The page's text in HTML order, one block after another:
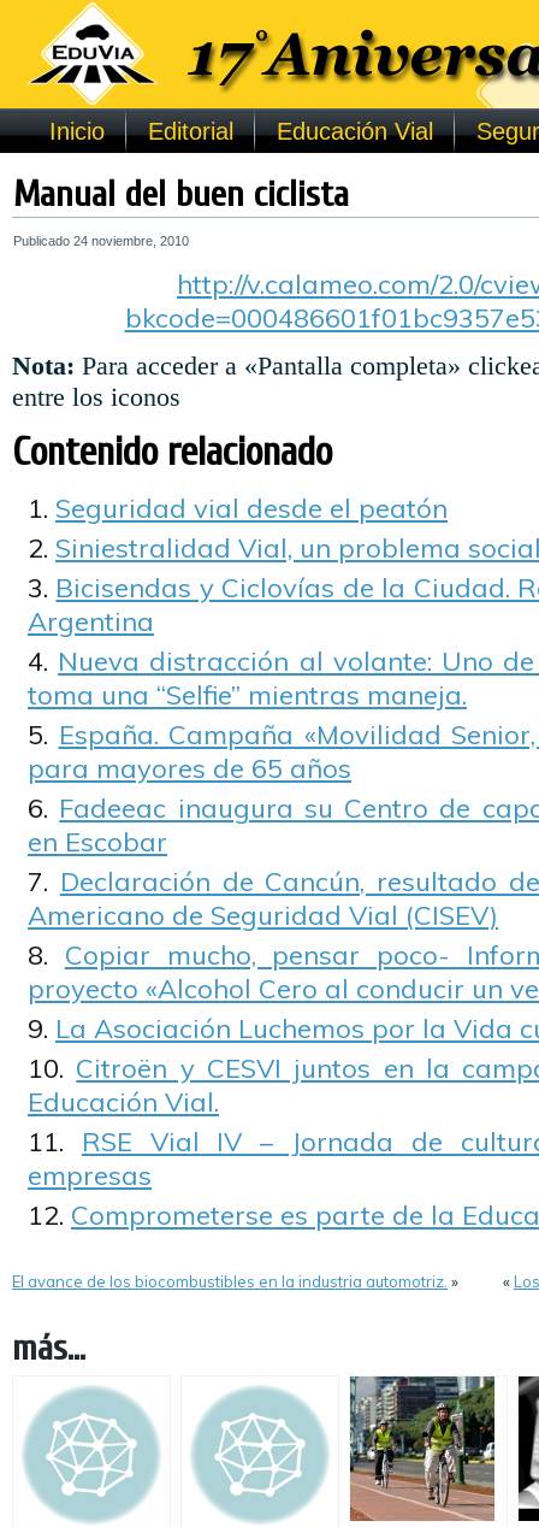
Inicio Editorial Educación Vial
Manual del buen ciclista
Publicado 24 noviembre, 2010
http://v.calameo.com/2.0/
Nota: Para acceder a «Pantalla completa»
entre los iconos
Contenido relacionado
Seguridad vial desde el peatón
Siniestralidad Vial, un problema
Bicisendas y Ciclovías de la Ciudad.
Argentina
Nueva distracción al volante: Uno
toma una “Selfie” mientras maneja.
España. Campaña «Movilidad
para mayores de 65 años
Fadeeac inaugura su Centro de
en Escobar
Declaración de Cancún, resultado
Americano de Seguridad Vial (CISEV)
Copiar mucho, pensar poco-
proyecto «Alcohol Cero al conducir un
La Asociación Luchemos por la Vida
Citroën y CESVI juntos en la
Educación Vial.
RSE Vial IV – Jornada de
empresas
Comprometerse es parte de la
El avance de los biocombustibles en la industria automotriz. » «
más...